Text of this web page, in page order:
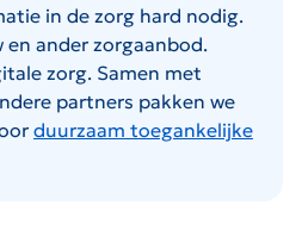
in de zorg hard nodig.
ander zorgaanbod.
zorg. Samen met
partners pakken we
duurzaam toegankelijke